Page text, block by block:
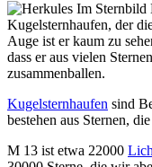
Im Sternbild
Kugelsternhaufen, der
Auge ist er kaum zu
dass er aus vielen
zusammenballen.
Kugelsternhaufen sind
bestehen aus Sternen,
M 13 ist etwa 22000